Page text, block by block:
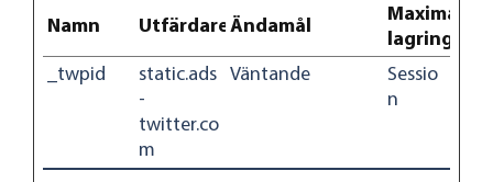
Namn UtfärdareÄndamål
Maximal
lagringstid
_twpid
static.ads
-
twitter.co
m
Väntande
Sessio
n